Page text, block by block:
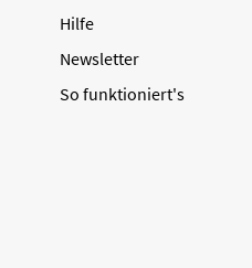
Hilfe
Newsletter
So funktioniert's